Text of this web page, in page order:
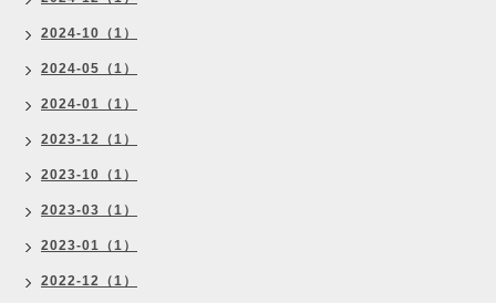
2024-10（1）
2024-05（1）
2024-01（1）
2023-12（1）
2023-10（1）
2023-03（1）
2023-01（1）
2022-12（1）